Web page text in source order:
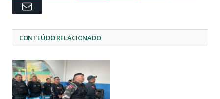
Email
CONTEÚDO RELACIONADO